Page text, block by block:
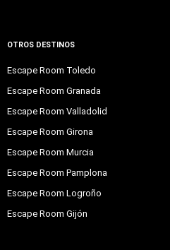
OTROS DESTINOS
Escape Room Toledo
Escape Room Granada
Escape Room Valladolid
Escape Room Girona
Escape Room Murcia
Escape Room Pamplona
Escape Room Logroño
Escape Room Gijón